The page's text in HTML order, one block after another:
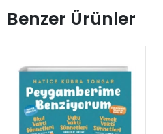
Benzer Ürünler